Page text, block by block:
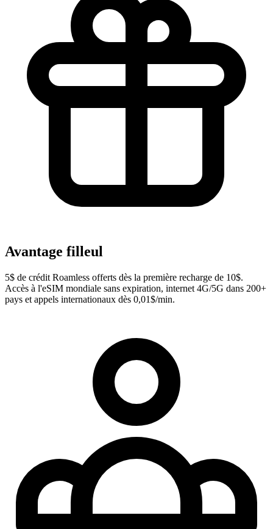
Avantage filleul
5$ de crédit Roamless offerts dès la première recharge de 10$.
Accès à l'eSIM mondiale sans expiration, internet 4G/5G dans 200+
pays et appels internationaux dès 0,01$/min.